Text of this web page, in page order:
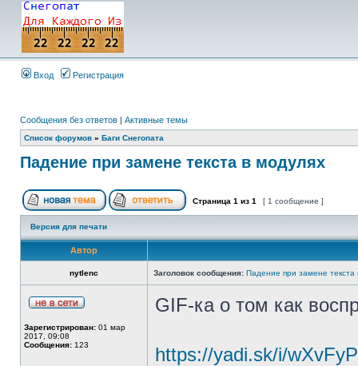
Вход Регистрация
Сообщения без ответов | Активные темы
Список форумов » Баги Снегопата
Падение при замене текста в модулях
Страница 1 из 1 [ 1 сообщение ]
Версия для печати
Автор
nytlenc Заголовок сообщения: Падение при замене текста
Зарегистрирован: 01 мар
2017, 09:08
Сообщения: 123
GIF-ка о том как
https://yadi.sk/i/